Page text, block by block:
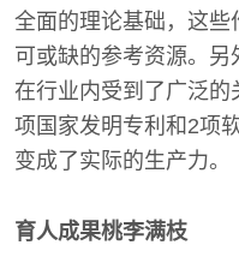
全面的理论基础，这
可或缺的参考资源。另
在行业内受到了广泛
项国家发明专利和2项
变成了实际的生产力。
育人成果桃李满枝